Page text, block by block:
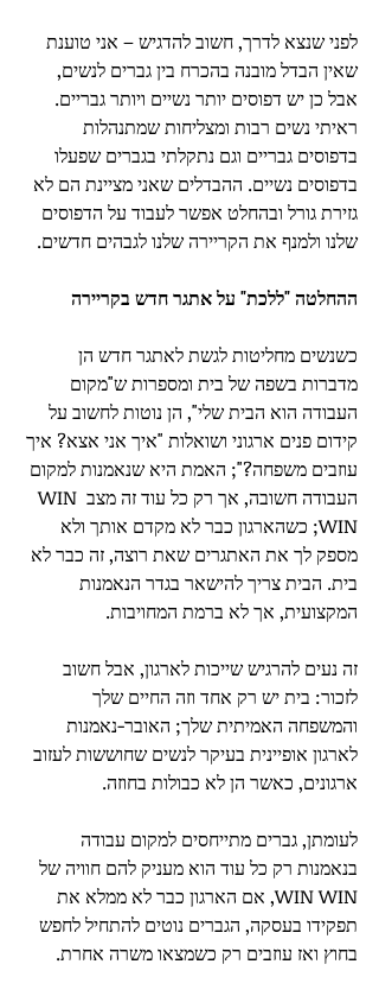
לפני שנצא לדרך, חשוב להדגיש – אני טוענת
שאין הבדל מובנה בהכרח בין גברים לנשים,
אבל כן יש דפוסים יותר נשיים ויותר גבריים.
ראיתי נשים רבות ומצליחות שמתנהלות
בדפוסים גבריים וגם נתקלתי בגברים שפעלו
בדפוסים נשיים. ההבדלים שאני מציינת הם לא
גזירת גורל ובהחלט אפשר לעבוד על הדפוסים
שלנו ולמנף את הקריירה שלנו לגבהים חדשים.
ההחלטה "ללכת" על אתגר חדש בקריירה
כשנשים מחליטות לגשת לאתגר חדש הן
מדברות בשפה של בית ומספרות ש"מקום
העבודה הוא הבית שלי", הן נוטות לחשוב על
קידום פנים ארגוני ושואלות "איך אני אצא? איך
עוזבים משפחה?"; האמת היא שנאמנות למקום
העבודה חשובה, אך רק כל עוד זה מצב WIN
WIN; כשהארגון כבר לא מקדם אותך ולא
מספק לך את האתגרים שאת רוצה, זה כבר לא
בית. הבית צריך להישאר בגדר הנאמנות
המקצועית, אך לא ברמת המחויבות.
זה נעים להרגיש שייכות לארגון, אבל חשוב
לזכור: בית יש רק אחד וזה החיים שלך
והמשפחה האמיתית שלך; האובר-נאמנות
לארגון אופיינית בעיקר לנשים שחוששות לעזוב
ארגונים, כאשר הן לא כבולות בחוזה.
לעומתן, גברים מתייחסים למקום עבודה
בנאמנות רק כל עוד הוא מעניק להם חוויה של
WIN WIN, אם הארגון כבר לא ממלא את
תפקידו בעסקה, הגברים נוטים להתחיל לחפש
בחוץ ואז עוזבים רק כשמצאו משרה אחרת.